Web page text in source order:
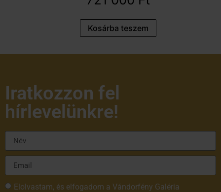
Kosárba teszem
Iratkozzon fel
hírlevelünkre!
Elolvastam, és elfogadom a Vándorfény Galéria